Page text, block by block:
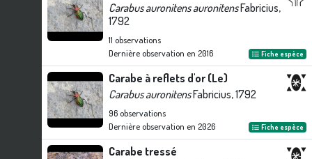
Carabus auronitens auronitensFabricius,
1792
11 observations
Dernière observation en 2016 Fiche espèce
Carabe à reflets d'or (Le)
Carabus auronitensFabricius, 1792
96observations
Dernière observation en 2026 Fiche espèce
Carabe tressé